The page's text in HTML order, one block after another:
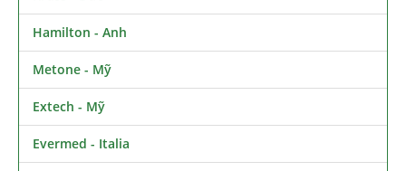
Hamilton - Anh
Metone - Mỹ
Extech - Mỹ
Evermed - Italia